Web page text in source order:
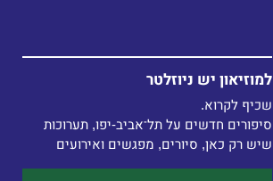
למוזיאון יש ניוזלטר
שיש רק כאן, סיורים, מפגשים ואירועים